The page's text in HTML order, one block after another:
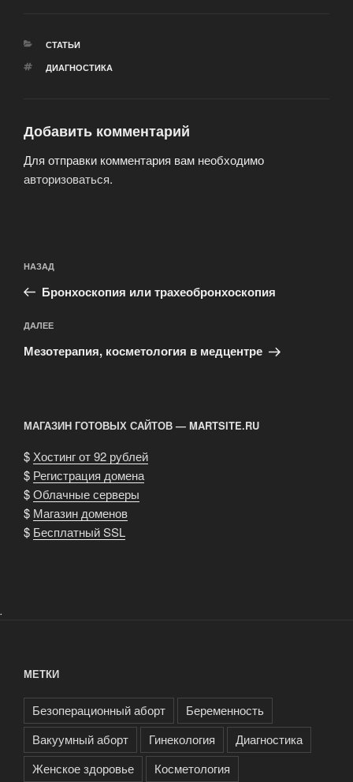
РУБРИКИ
СТАТЬИ
МЕТКИ
ДИАГНОСТИКА
Добавить комментарий
Для отправки комментария вам необходимо
авторизоваться.
по
записям
Предыдущая
запись:
НАЗАД
Бронхоскопия или трахеобронхоскопия
Следующая
запись
ДАЛЕЕ
Мезотерапия, косметология в медцентре
МАГАЗИН ГОТОВЫХ САЙТОВ — MARTSITE.RU
$ Хостинг от 92 рублей
$ Регистрация домена
$Облачные серверы
$ Магазин доменов
$ Бесплатный SSL
.
МЕТКИ
Безоперационный аборт
Беременность
Вакуумный аборт
Гинекология
Диагностика
Женское здоровье
Косметология